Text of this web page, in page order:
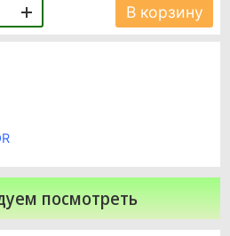
В корзину
посмотреть